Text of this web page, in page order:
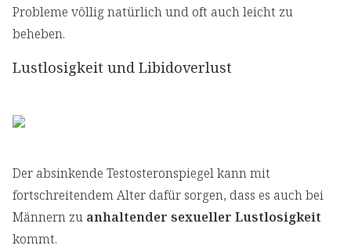
Probleme völlig natürlich und oft auch leicht zu
beheben.
Lustlosigkeit und Libidoverlust
Der absinkende Testosteronspiegel kann mit
fortschreitendem Alter dafür sorgen, dass es auch bei
Männern zu anhaltender sexueller Lustlosigkeit
kommt.